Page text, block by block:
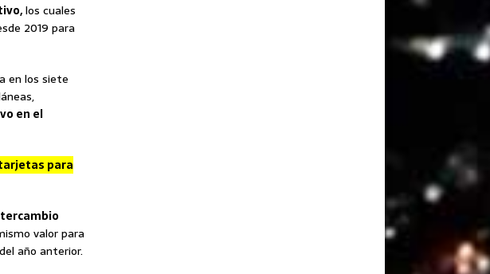
los cuales
2019 para
en los siete
en el
para
valor para
año anterior.